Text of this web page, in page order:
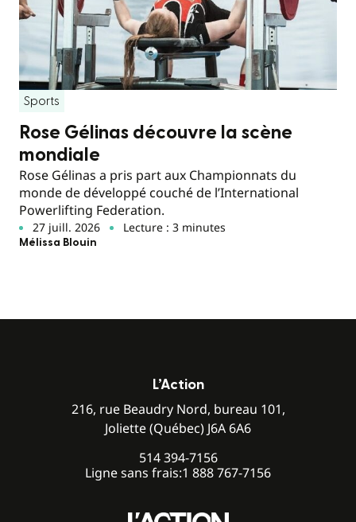
Sports
Rose Gélinas découvre la scène
mondiale
Rose Gélinas a pris part aux Championnats du
monde de développé couché de l’International
Powerlifting Federation.
27 juill. 2026 Lecture : 3 minutes
Mélissa Blouin
L’Action
216, rue Beaudry Nord, bureau 101,
Joliette (Québec) J6A 6A6
514 394-7156
Ligne sans frais:1 888 767-7156